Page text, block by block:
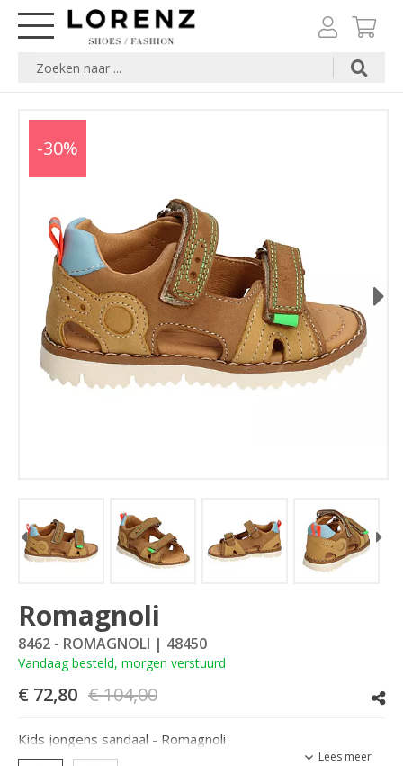
-30%
Next
Romagnoli
8462 - ROMAGNOLI | 48450
Vandaag besteld, morgen verstuurd
€ 104,00
€ 72,80
Kids jongens sandaal - Romagnoli
Lees meer